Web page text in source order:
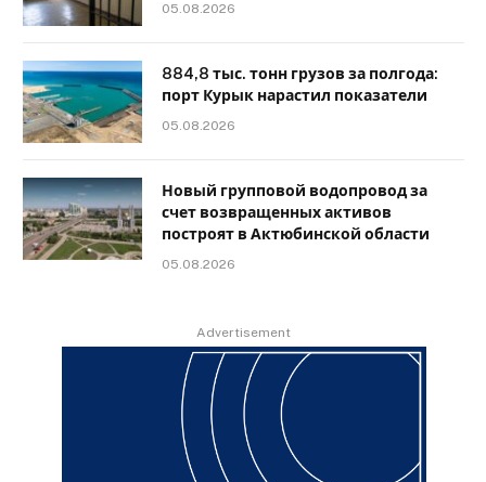
05.08.2026
884,8 тыс. тонн грузов за полгода:
порт Курык нарастил показатели
05.08.2026
Новый групповой водопровод за
счет возвращенных активов
построят в Актюбинской области
05.08.2026
Advertisement